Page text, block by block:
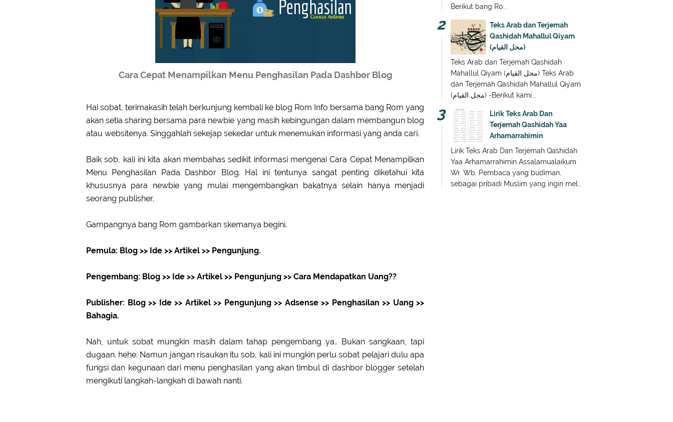
Cara Cepat Menampilkan Menu Penghasilan Pada Dashbor Blog
Hai sobat, terimakasih telah berkunjung kembali ke blog Rom Info bersama bang Rom yang
akan setia sharing bersama para newbie yang masih kebingungan dalam membangun blog
atau websitenya. Singgahlah sekejap sekedar untuk menemukan informasi yang anda cari.
Baik sob, kali ini kita akan membahas sedikit informasi mengenai Cara Cepat Menampilkan
Menu Penghasilan Pada Dashbor Blog. Hal ini tentunya sangat penting diketahui kita
khususnya para newbie yang mulai mengembangkan bakatnya selain hanya menjadi
seorang publisher.
Gampangnya bang Rom gambarkan skemanya begini.
Pemula: Blog >> Ide >> Artikel >> Pengunjung.
Pengembang: Blog >> Ide >> Artikel >> Pengunjung >> Cara Mendapatkan Uang??
Publisher: Blog >> Ide >> Artikel >> Pengunjung >> Adsense >> Penghasilan >> Uang >>
Bahagia.
Nah, untuk sobat mungkin masih dalam tahap pengembang ya.. Bukan sangkaan, tapi
dugaan. hehe. Namun jangan risaukan itu sob, kali ini mungkin perlu sobat pelajari dulu apa
fungsi dan kegunaan dari menu penghasilan yang akan timbul di dashbor blogger setelah
mengikuti langkah-langkah di bawah nanti.
Berikut bang Ro...
Teks Arab dan Terjemah
Qashidah Mahallul Qiyam
(محل القيام)
Teks Arab dan Terjemah Qashidah
Mahallul Qiyam (محل القيام) Teks Arab
dan Terjemah Qashidah Mahallul Qiyam
(محل القيام) -Berikut kami...
Lirik Teks Arab Dan
Terjemah Qashidah Yaa
Arhamarrahimin
Lirik Teks Arab Dan Terjemah Qashidah
Yaa Arhamarrahimin Assalamualaikum
Wr. Wb. Pembaca yang budiman,
sebagai pribadi Muslim yang ingin mel...